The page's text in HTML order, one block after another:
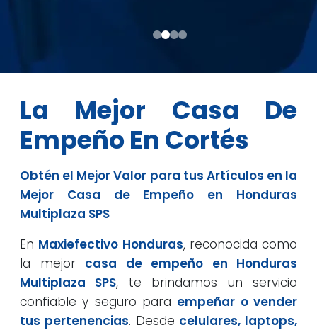
La Mejor Casa De
Empeño En Cortés
Obtén el Mejor Valor para tus Artículos en la
Mejor Casa de Empeño en Honduras
Multiplaza SPS
En Maxiefectivo Honduras, reconocida como
la mejor casa de empeño en Honduras
Multiplaza SPS, te brindamos un servicio
confiable y seguro para empeñar o vender
tus pertenencias. Desde celulares, laptops,